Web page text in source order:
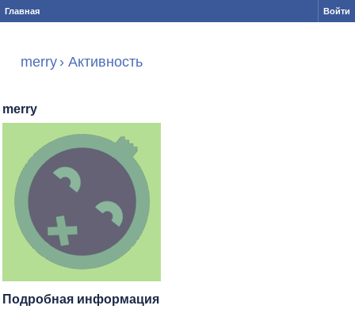
Главная Войти
merry › Активность
merry
Подробная информация